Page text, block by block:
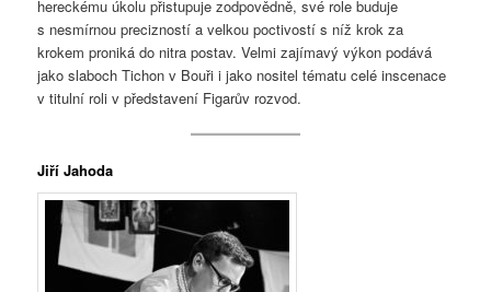
hereckému úkolu přistupuje zodpovědně, své role buduje
s nesmírnou precizností a velkou poctivostí s níž krok za
krokem proniká do nitra postav. Velmi zajímavý výkon podává
jako slaboch Tichon v Bouři i jako nositel tématu celé inscenace
v titulní roli v představení Figarův rozvod.
Jiří Jahoda